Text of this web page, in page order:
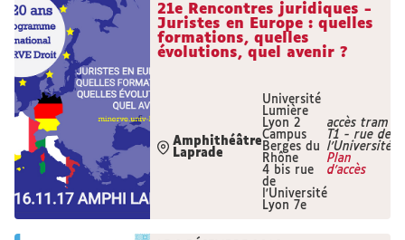
21e Rencontres juridiques -
Juristes en Europe : quelles
formations, quelles
évolutions, quel avenir ?
Amphithéâtre
Laprade
Université
Lumière
Lyon 2
Campus
Berges du
Rhône
4 bis rue
de
l'Université
Lyon 7e
accès tram
T1 - rue de
l'Université
Plan
d'accès